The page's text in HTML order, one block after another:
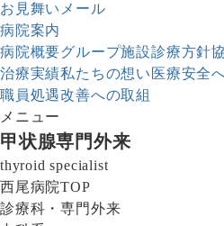
お見舞いメール
病院案内
病院概要グループ施設診療方針
治療実績私たちの想い 医療安全
職員処遇改善への取組
メニュー
甲状腺専門外来
thyroid specialist
西尾病院TOP
診療科・専門外来